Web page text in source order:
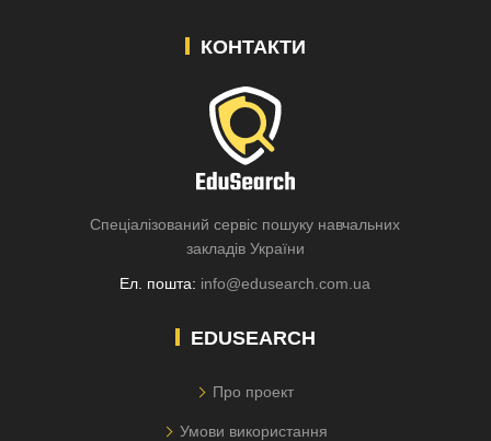
КОНТАКТИ
Спеціалізований сервіс пошуку навчальних
закладів України
Ел. пошта: info@edusearch.com.ua
EDUSEARCH
Про проект
Умови використання